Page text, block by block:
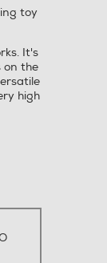
toy
It's
on the
high